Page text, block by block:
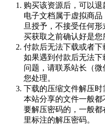
购买该资源后，可以退
电子文档属于虚拟商
旦授予，不接受任何
买获取之前确认好是您
付款后无法下载或者下
如果遇到付款后无法
问题，请联系站长（微
您处理。
下载的压缩文件解压时
本站分享的文件一般
要解压密码的，一般
里标注的解压密码。